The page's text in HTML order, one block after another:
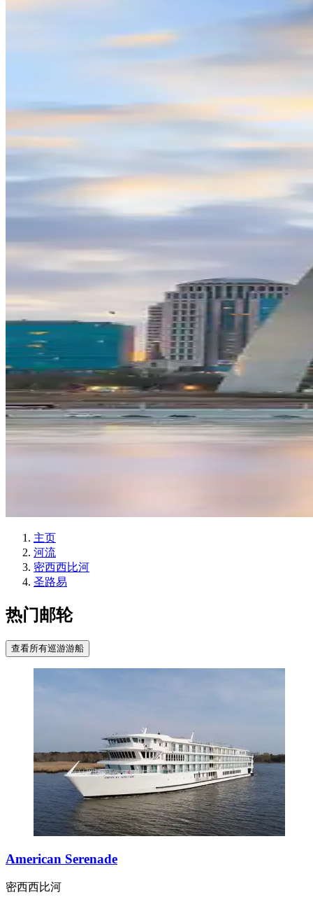
主页
河流
密西西比河
圣路易
热门邮轮
查看所有巡游游船
American Serenade
密西西比河